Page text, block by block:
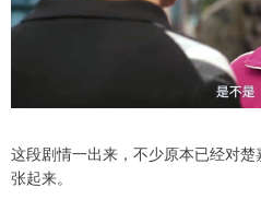
这段剧情一出来，不少原本已经对
张起来。